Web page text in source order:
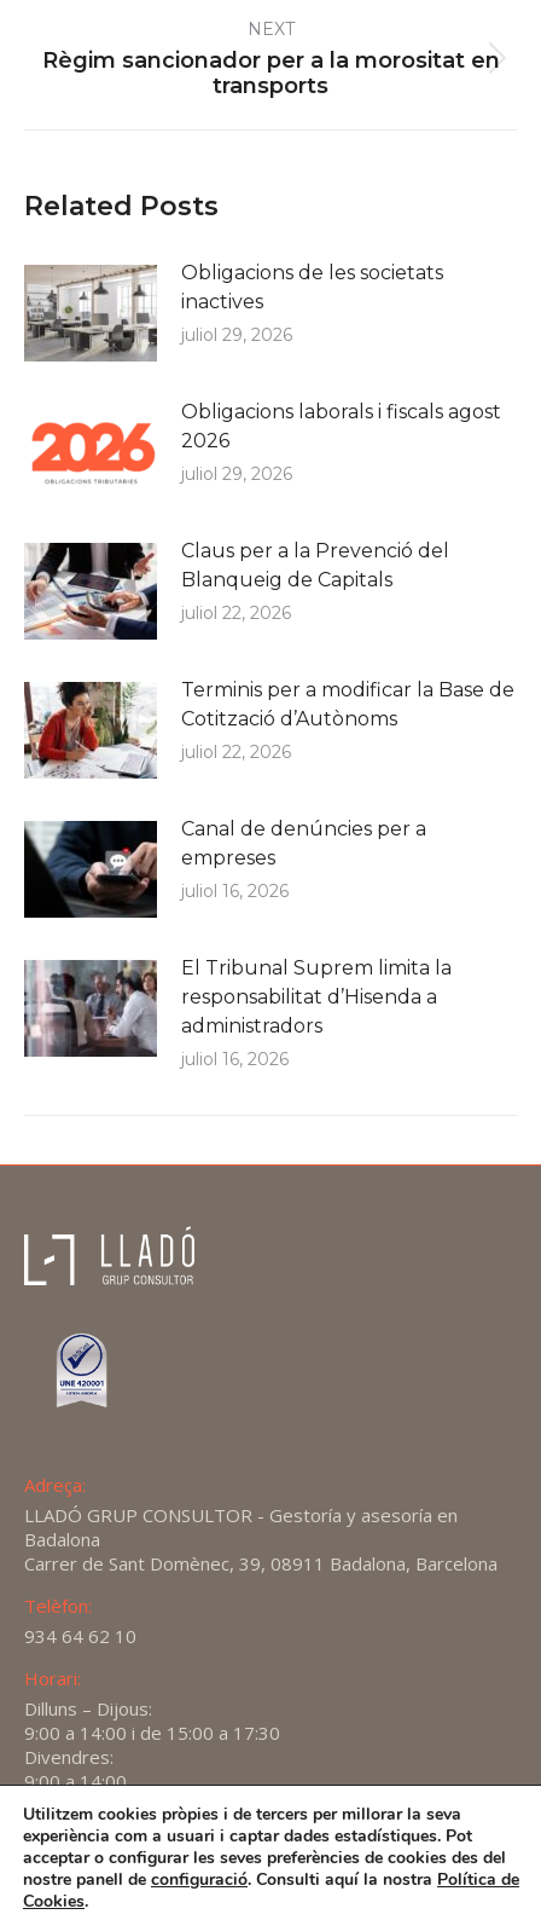
NEXT
Next
post:
Règim sancionador per a la morositat en
transports
Related Posts
Obligacions de les societats
inactives
juliol 29, 2026
Obligacions laborals i fiscals agost
2026
juliol 29, 2026
Claus per a la Prevenció del
Blanqueig de Capitals
juliol 22, 2026
Terminis per a modificar la Base de
Cotització d’Autònoms
juliol 22, 2026
Canal de denúncies per a
empreses
juliol 16, 2026
El Tribunal Suprem limita la
responsabilitat d’Hisenda a
administradors
juliol 16, 2026
Adreça:
LLADÓ GRUP CONSULTOR - Gestoría y asesoría en
Badalona
Carrer de Sant Domènec, 39, 08911 Badalona, Barcelona
Telèfon:
934 64 62 10
Horari:
Dilluns – Dijous:
9:00 a 14:00 i de 15:00 a 17:30
Divendres:
9:00 a 14:00
Find us on:
X
page
opens
YouTube
page
opens
Linkedin
page
2026 - Avís Legal-Política de privacitat
Política de
Utilitzem cookies pròpies i de tercers per millorar la seva
experiència com a usuari i captar dades estadístiques. Pot
acceptar o configurar les seves preferències de cookies des del
nostre panell de configuració. Consulti aquí la nostra Política de
Cookies.